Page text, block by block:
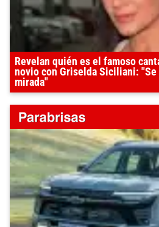
Revelan quién es el famoso
novio con Griselda Siciliani: "Se
mirada"